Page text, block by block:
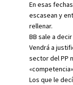
En esas
escasean y
rellenar.
BB sale a
Vendrá a
sector del PP
Los que le